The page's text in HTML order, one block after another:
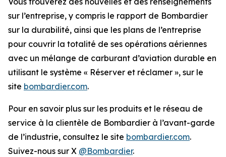
sur l’entreprise, y compris le rapport de Bombardier
sur la durabilité, ainsi que les plans de l’entreprise
pour couvrir la totalité de ses opérations aériennes
avec un mélange de carburant d’aviation durable en
utilisant le système « Réserver et réclamer », sur le
site bombardier.com.
Pour en savoir plus sur les produits et le réseau de
service à la clientèle de Bombardier à l’avant-garde
de l’industrie, consultez le site bombardier.com.
Suivez-nous sur X @Bombardier.